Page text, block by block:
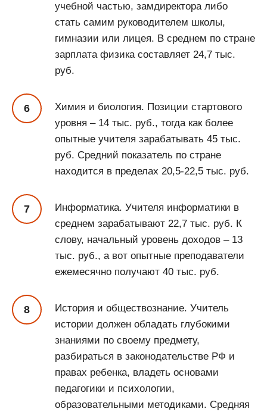
учебной частью, замдиректора либо
стать самим руководителем школы,
гимназии или лицея. В среднем по стране
зарплата физика составляет 24,7 тыс.
руб.
Химия и биология. Позиции стартового
уровня – 14 тыс. руб., тогда как более
опытные учителя зарабатывать 45 тыс.
руб. Средний показатель по стране
находится в пределах 20,5-22,5 тыс. руб.
Информатика. Учителя информатики в
среднем зарабатывают 22,7 тыс. руб. К
слову, начальный уровень доходов – 13
тыс. руб., а вот опытные преподаватели
ежемесячно получают 40 тыс. руб.
История и обществознание. Учитель
истории должен обладать глубокими
знаниями по своему предмету,
разбираться в законодательстве РФ и
правах ребенка, владеть основами
педагогики и психологии,
образовательными методиками. Средняя